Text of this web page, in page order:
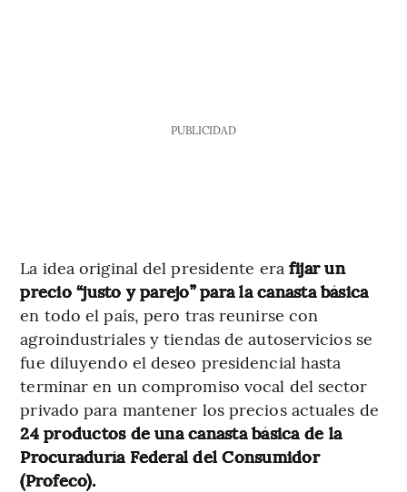
PUBLICIDAD
La idea original del presidente era fijar un
precio “justo y parejo” para la canasta básica
en todo el país, pero tras reunirse con
agroindustriales y tiendas de autoservicios se
fue diluyendo el deseo presidencial hasta
terminar en un compromiso vocal del sector
privado para mantener los precios actuales de
24 productos de una canasta básica de la
Procuraduría Federal del Consumidor
(Profeco).